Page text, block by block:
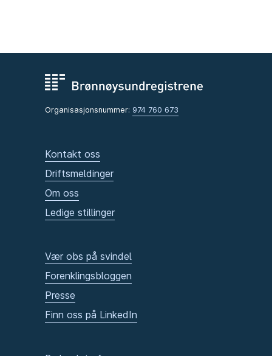
Organisasjonsnummer: 974 760 673
Kontakt oss
Driftsmeldinger
Om oss
Ledige stillinger
Vær obs på svindel
Forenklingsbloggen
Presse
Finn oss på LinkedIn